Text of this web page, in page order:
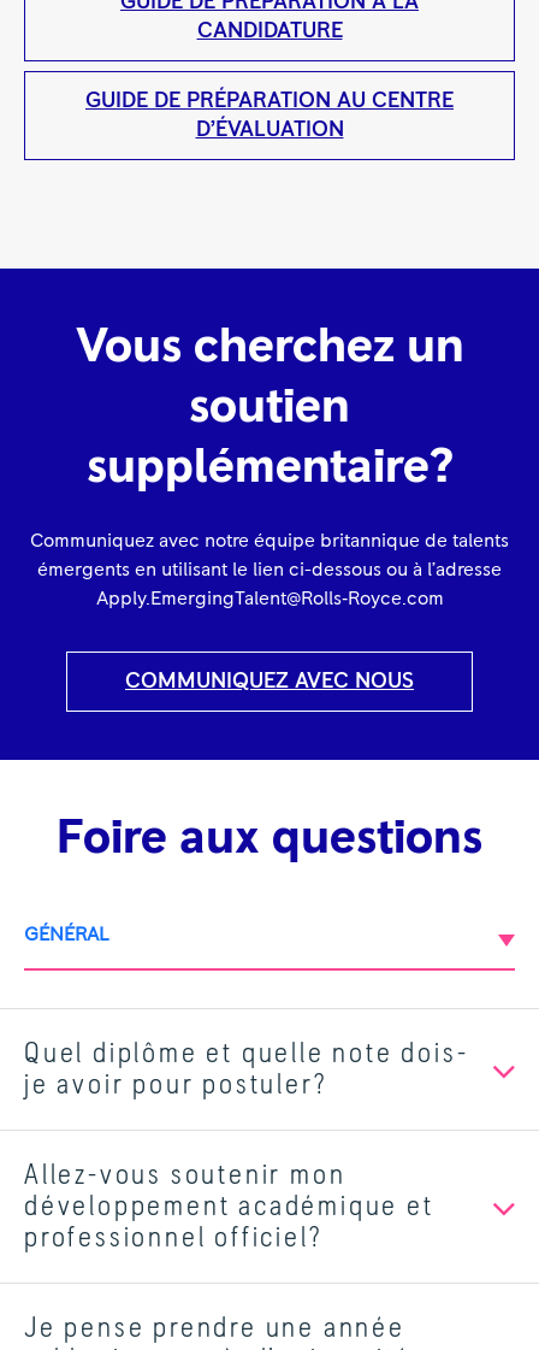
CANDIDATURE
GUIDE DE PRÉPARATION AU CENTRE
D’ÉVALUATION
Vous cherchez un
soutien
supplémentaire?
Communiquez avec notre équipe britannique de talents
émergents en utilisant le lien ci-dessous ou à l’adresse
Apply.EmergingTalent@Rolls‑Royce.com
COMMUNIQUEZ AVEC NOUS
Foire aux questions
GÉNÉRAL
Quel diplôme et quelle note dois-
je avoir pour postuler?
Allez-vous soutenir mon
développement académique et
professionnel officiel?
Je pense prendre une année